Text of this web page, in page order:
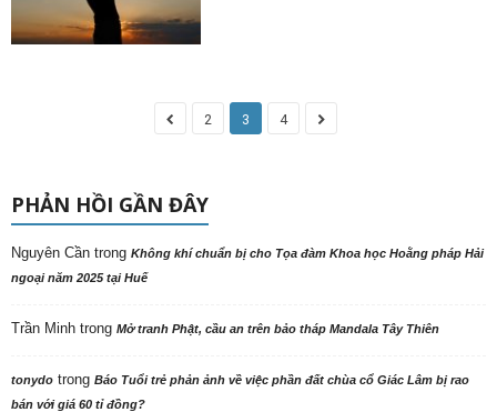
2 3 4
PHẢN HỒI GẦN ĐÂY
Nguyên Cần trong Không khí chuẩn bị cho Tọa đàm Khoa học Hoằng pháp Hải
ngoại năm 2025 tại Huế
Trần Minh trong Mở tranh Phật, cầu an trên bảo tháp Mandala Tây Thiên
tonydo trong Báo Tuổi trẻ phản ảnh về việc phần đất chùa cổ Giác Lâm bị rao
bán với giá 60 tỉ đồng?